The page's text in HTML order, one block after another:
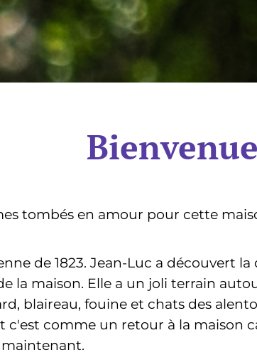
tombés en amour pour cette
de 1823. Jean-Luc a découvert
la maison. Elle a un joli terrain
blaireau, fouine et chats des
c'est comme un retour à la maison
maintenant.